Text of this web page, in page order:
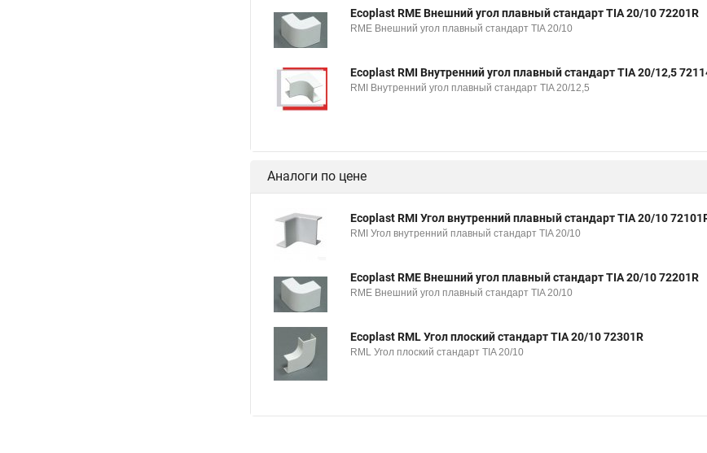
Ecoplast RME Внешний угол плавный стандарт TIA 20/10 72201R
RME Внешний угол плавный стандарт TIA 20/10
Ecoplast RMI Внутренний угол плавный стандарт TIA 20/12,5
RMI Внутренний угол плавный стандарт TIA 20/12,5
Аналоги по цене
Ecoplast RMI Угол внутренний плавный стандарт TIA 20/10
RMI Угол внутренний плавный стандарт TIA 20/10
Ecoplast RME Внешний угол плавный стандарт TIA 20/10 72201R
RME Внешний угол плавный стандарт TIA 20/10
Ecoplast RML Угол плоский стандарт TIA 20/10 72301R
RML Угол плоский стандарт TIA 20/10